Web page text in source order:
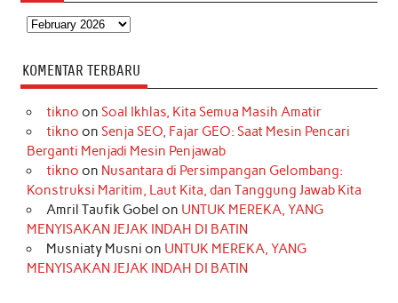
Arsip
KOMENTAR TERBARU
tikno on Soal Ikhlas, Kita Semua Masih Amatir
tikno on Senja SEO, Fajar GEO: Saat Mesin Pencari
Berganti Menjadi Mesin Penjawab
tikno on Nusantara di Persimpangan Gelombang:
Konstruksi Maritim, Laut Kita, dan Tanggung Jawab Kita
Amril Taufik Gobel on UNTUK MEREKA, YANG
MENYISAKAN JEJAK INDAH DI BATIN
Musniaty Musni on UNTUK MEREKA, YANG
MENYISAKAN JEJAK INDAH DI BATIN